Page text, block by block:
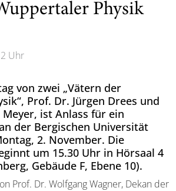
Physik
Uhr
von zwei „Vätern der
Prof. Dr. Jürgen Drees und
ist Anlass für ein
der Bergischen Universität
2. November. Die
um 15.30 Uhr in Hörsaal 4
Gebäude F, Ebene 10).
Prof. Dr. Wolfgang Wagner, Dekan der